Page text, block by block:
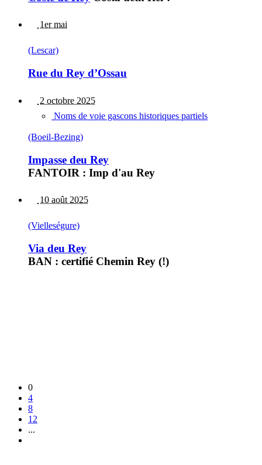
1er mai
(Lescar)
Rue du Rey d’Ossau
2 octobre 2025
Noms de voie gascons historiques partiels
(Boeil-Bezing)
Impasse deu Rey
FANTOIR : Imp d'au Rey
10 août 2025
(Vielleségure)
Via deu Rey
BAN : certifié Chemin Rey (!)
0
4
8
12
...